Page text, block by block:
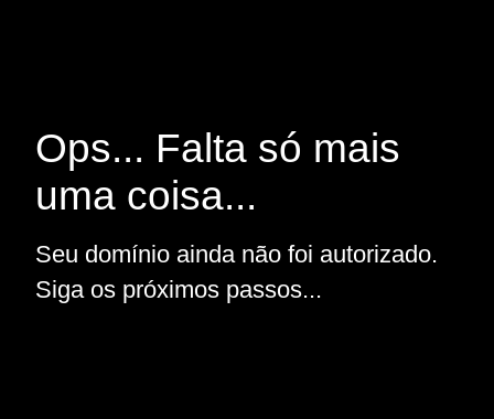
Ops... Falta só mais
uma coisa...
Seu domínio ainda não foi autorizado.
Siga os próximos passos...